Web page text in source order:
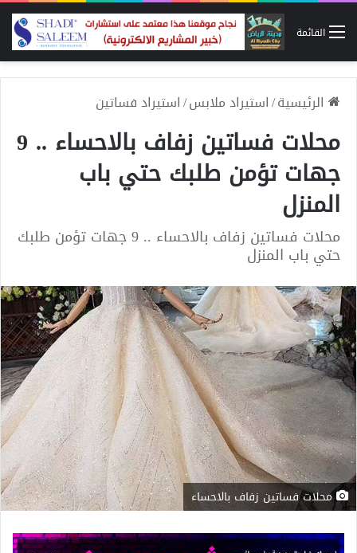
القائمة
الرئيسية/استيراد ملابس/استيراد فساتين
محلات فساتين زفاف بالاحساء .. 9
جهات تؤمن طلبك حتي باب
المنزل
محلات فساتين زفاف بالاحساء .. 9 جهات تؤمن طلبك
حتي باب المنزل
محلات فساتين زفاف بالاحساء